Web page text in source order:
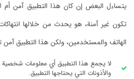
يتساءل البعض إن كان هذا التطبيق آمن أم
تكون غير آمنة، هو يحدث من خلالها
الهاتف والمستخدمين، ولكن هذا التطبيق
لا يجمع هذا التطبيق أي معلومات
والأذونات التي يحتاجها التطبيق.